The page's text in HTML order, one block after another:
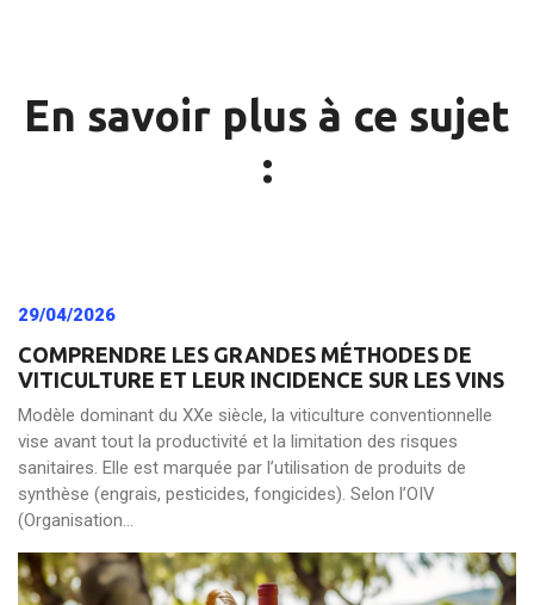
En savoir plus à ce sujet
:
29/04/2026
COMPRENDRE LES GRANDES MÉTHODES DE
VITICULTURE ET LEUR INCIDENCE SUR LES VINS
Modèle dominant du XXe siècle, la viticulture conventionnelle
vise avant tout la productivité et la limitation des risques
sanitaires. Elle est marquée par l’utilisation de produits de
synthèse (engrais, pesticides, fongicides). Selon l’OIV
(Organisation...